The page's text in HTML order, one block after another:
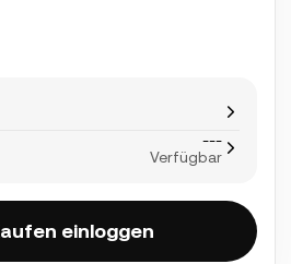
---
Verfügbar
einloggen